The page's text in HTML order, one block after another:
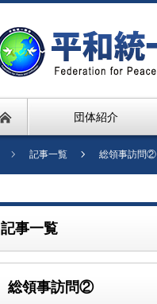
団体紹介
記事一覧 総領事訪問②
記事一覧
総領事訪問②